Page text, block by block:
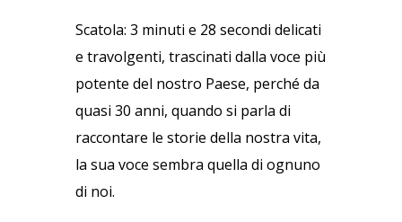
Scatola: 3 minuti e 28 secondi delicati
e travolgenti, trascinati dalla voce più
potente del nostro Paese, perché da
quasi 30 anni, quando si parla di
raccontare le storie della nostra vita,
la sua voce sembra quella di ognuno
di noi.